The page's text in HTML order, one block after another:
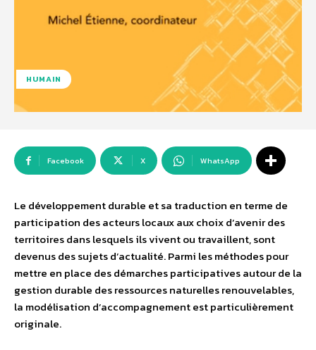
HUMAIN
Facebook X WhatsApp
Le développement durable et sa traduction en terme de
participation des acteurs locaux aux choix d’avenir des
territoires dans lesquels ils vivent ou travaillent, sont
devenus des sujets d’actualité. Parmi les méthodes pour
mettre en place des démarches participatives autour de la
gestion durable des ressources naturelles renouvelables,
la modélisation d’accompagnement est particulièrement
originale.